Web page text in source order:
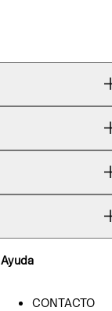
Ayuda
CONTACTO